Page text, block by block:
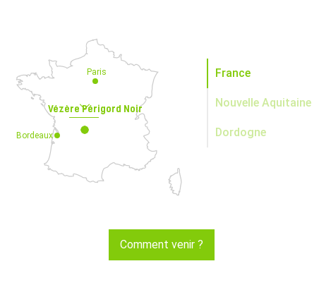
France
Nouvelle Aquitaine
Dordogne
Bordeaux
Paris
Vézère Périgord Noir
Comment venir ?